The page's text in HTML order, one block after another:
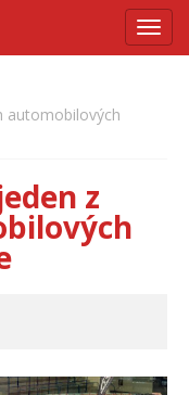
automobilových
z